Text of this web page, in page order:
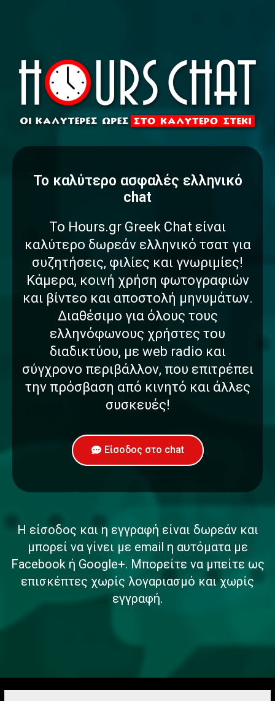
To καλύτερο ασφαλές ελληνικό
chat
Το Hours.gr Greek Chat είναι
καλύτερο δωρεάν ελληνικό τσατ για
συζητήσεις, φιλίες και γνωριμίες!
Κάμερα, κοινή χρήση φωτογραφιών
και βίντεο και αποστολή μηνυμάτων.
Διαθέσιμο για όλους τους
ελληνόφωνους χρήστες του
διαδικτύου, με web radio και
σύγχρονο περιβάλλον, που επιτρέπει
την πρόσβαση από κινητό και άλλες
συσκευές!
Είσοδος στο chat
Η είσοδος και η εγγραφή είναι δωρεάν και
μπορεί να γίνει με email η αυτόματα με
Facebook ή Google+. Μπορείτε να μπείτε ως
επισκέπτες χωρίς λογαριασμό και χωρίς
εγγραφή.